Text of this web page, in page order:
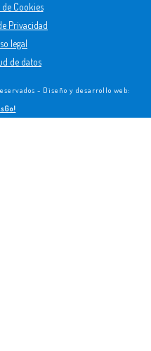
- Diseño y desarrollo web:
Cookies
Privacidad
legal
de datos